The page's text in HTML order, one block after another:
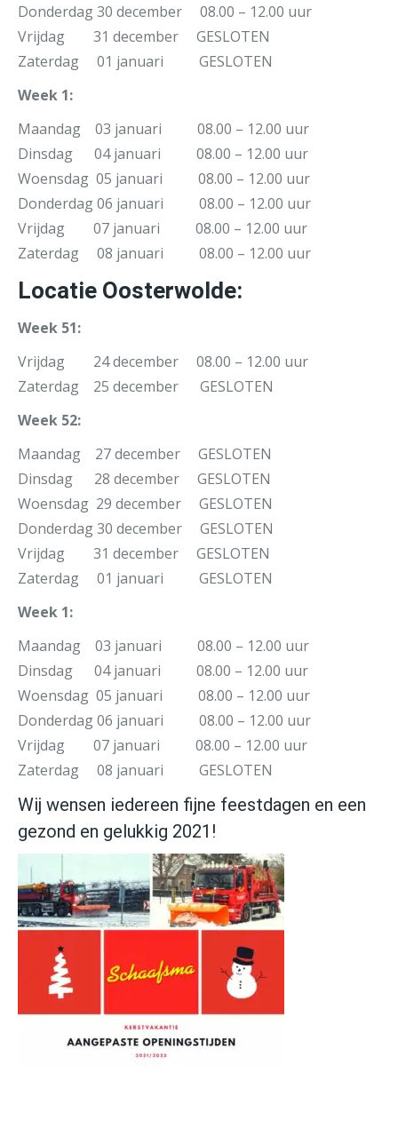
Donderdag 30 december 08.00 – 12.00 uur
Vrijdag 31 december GESLOTEN
Zaterdag 01 januari GESLOTEN
Week 1:
Maandag 03 januari 08.00 – 12.00 uur
Dinsdag 04 januari 08.00 – 12.00 uur
Woensdag 05 januari 08.00 – 12.00 uur
Donderdag 06 januari 08.00 – 12.00 uur
Vrijdag 07 januari 08.00 – 12.00 uur
Zaterdag 08 januari 08.00 – 12.00 uur
Locatie Oosterwolde:
Week 51:
Vrijdag 24 december 08.00 – 12.00 uur
Zaterdag 25 december GESLOTEN
Week 52:
Maandag 27 december GESLOTEN
Dinsdag 28 december GESLOTEN
Woensdag 29 december GESLOTEN
Donderdag 30 december GESLOTEN
Vrijdag 31 december GESLOTEN
Zaterdag 01 januari GESLOTEN
Week 1:
Maandag 03 januari 08.00 – 12.00 uur
Dinsdag 04 januari 08.00 – 12.00 uur
Woensdag 05 januari 08.00 – 12.00 uur
Donderdag 06 januari 08.00 – 12.00 uur
Vrijdag 07 januari 08.00 – 12.00 uur
Zaterdag 08 januari GESLOTEN
Wij wensen iedereen fijne feestdagen en een
gezond en gelukkig 2021!